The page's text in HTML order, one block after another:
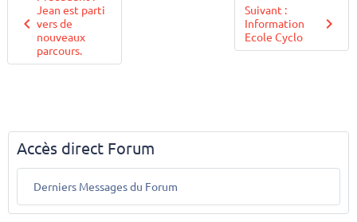
Jean est parti
vers de
nouveaux
parcours.
Suivant :
Information
Ecole Cyclo
Accès direct Forum
Derniers Messages du Forum